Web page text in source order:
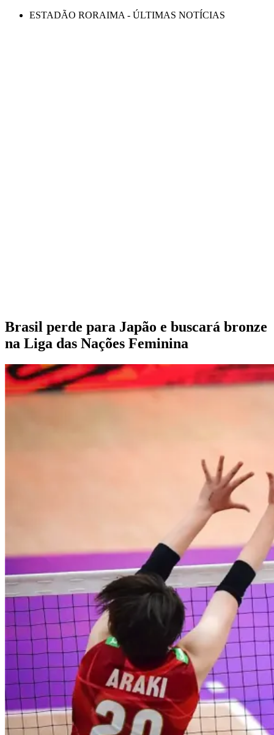
ESTADÃO RORAIMA - ÚLTIMAS NOTÍCIAS
na Liga das Nações Feminina